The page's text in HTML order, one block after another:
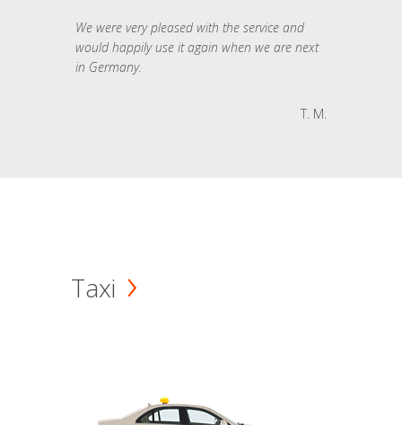
We were very pleased with the service and
would happily use it again when we are next
in Germany.
T. M.
Taxi